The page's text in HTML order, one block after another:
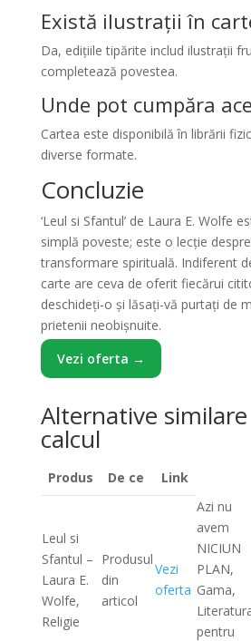
Există ilustrații în
Da, edițiile tipărite includ ilustrații
completează povestea.
Unde pot cumpăra
Cartea este disponibilă în librării
diverse formate.
Concluzie
‘Leul si Sfantul’ de Laura E. Wolfe
simplă poveste; este o lecție
transformare spirituală. Indiferent
carte are ceva de oferit fiecărui
deschideți-o și lăsați-vă purtați de
prietenii neobișnuite.
Vezi oferta →
Alternative
calcul
Produs De ce Link
Leul si
Sfantul –
Laura E.
Wolfe,
Religie
Produsul
din
articol
Vezi
oferta
Azi nu
avem
NICIUN
PLAN,
Gama,
pentru